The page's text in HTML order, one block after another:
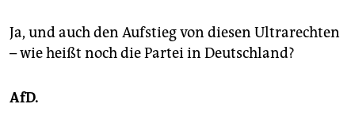
Ja, und auch den Aufstieg von diesen Ultrarechten
– wie heißt noch die Partei in Deutschland?
AfD.